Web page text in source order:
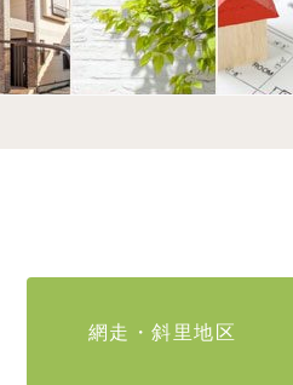
網走・斜里地区